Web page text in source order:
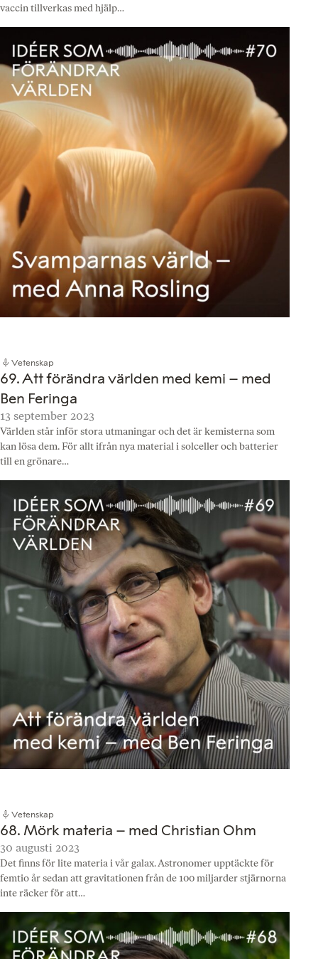
vaccin tillverkas med hjälp…
Vetenskap
69. Att förändra världen med kemi – med
Ben Feringa
13 september 2023
Världen står inför stora utmaningar och det är kemisterna som
kan lösa dem. För allt ifrån nya material i solceller och batterier
till en grönare…
Vetenskap
68. Mörk materia – med Christian Ohm
30 augusti 2023
Det finns för lite materia i vår galax. Astronomer upptäckte för
femtio år sedan att gravitationen från de 100 miljarder stjärnorna
inte räcker för att…